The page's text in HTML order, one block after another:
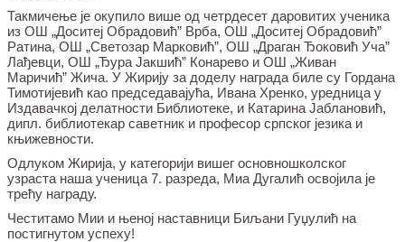
Такмичење је окупило више од четрдесет даровитих ученика
из ОШ „Доситеј Обрадовић” Врба, ОШ „Доситеј Обрадовић”
Ратина, ОШ „Светозар Марковић”, ОШ „Драган Ђоковић Уча”
Лађевци, ОШ „Ђура Јакшић” Конарево и ОШ „Живан
Маричић” Жича. У Жирију за доделу награда биле су Гордана
Тимотијевић као председавајућа, Ивана Хренко, уредница у
Издавачкој делатности Библиотеке, и Катарина Јаблановић,
дипл. библиотекар саветник и професор српског језика и
књижевности.
Одлуком Жирија, у категорији вишег основношколског
узраста наша ученица 7. разреда, Миа Дугалић освојила је
трећу награду.
Честитамо Мии и њеној наставници Биљани Гуџулић на
постигнутом успеху!